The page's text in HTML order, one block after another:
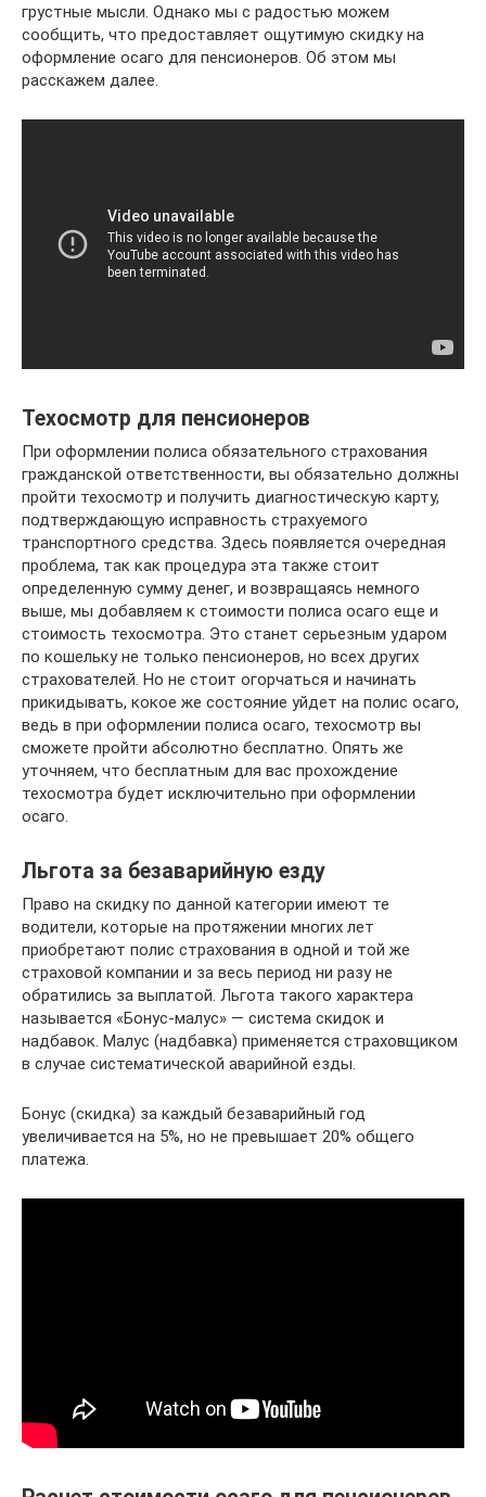
грустные мысли. Однако мы с радостью можем
сообщить, что предоставляет ощутимую скидку на
оформление осаго для пенсионеров. Об этом мы
расскажем далее.
Техосмотр для пенсионеров
При оформлении полиса обязательного страхования
гражданской ответственности, вы обязательно должны
пройти техосмотр и получить диагностическую карту,
подтверждающую исправность страхуемого
транспортного средства. Здесь появляется очередная
проблема, так как процедура эта также стоит
определенную сумму денег, и возвращаясь немного
выше, мы добавляем к стоимости полиса осаго еще и
стоимость техосмотра. Это станет серьезным ударом
по кошельку не только пенсионеров, но всех других
страхователей. Но не стоит огорчаться и начинать
прикидывать, кокое же состояние уйдет на полис осаго,
ведь в при оформлении полиса осаго, техосмотр вы
сможете пройти абсолютно бесплатно. Опять же
уточняем, что бесплатным для вас прохождение
техосмотра будет исключительно при оформлении
осаго.
Льгота за безаварийную езду
Право на скидку по данной категории имеют те
водители, которые на протяжении многих лет
приобретают полис страхования в одной и той же
страховой компании и за весь период ни разу не
обратились за выплатой. Льгота такого характера
называется «Бонус-малус» — система скидок и
надбавок. Малус (надбавка) применяется страховщиком
в случае систематической аварийной езды.
Бонус (скидка) за каждый безаварийный год
увеличивается на 5%, но не превышает 20% общего
платежа.